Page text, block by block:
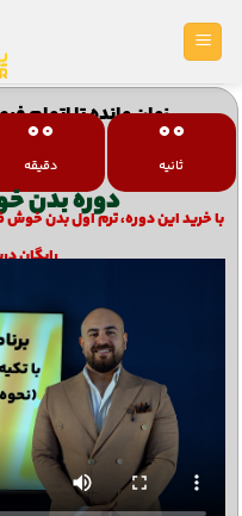
زمان مانده تا اتمام
00
دقیقه
00
ثانیه
دوره بدن
رایگان